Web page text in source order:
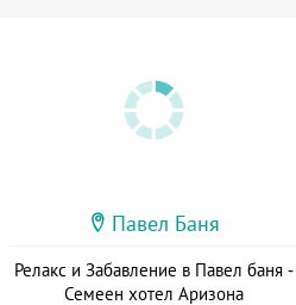
Павел Баня
Релакс и Забавление в Павел баня -
Семеен хотел Аризона